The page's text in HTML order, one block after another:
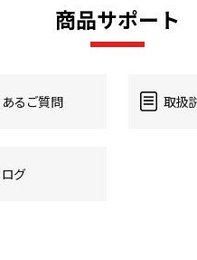
商品サポート
るご質問 取扱
グ